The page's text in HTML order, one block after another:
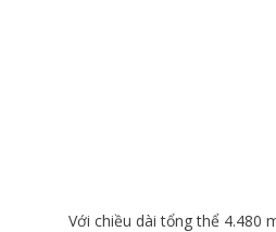
Với chiều dài tổng thể 4.480